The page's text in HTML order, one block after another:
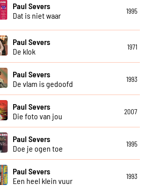
Paul Severs
Dat is niet waar
1995
Paul Severs
De klok
1971
Paul Severs
De vlam is gedoofd
1993
Paul Severs
Die foto van jou
2007
Paul Severs
Doe je ogen toe
1995
Paul Severs
Een heel klein vuur
1993